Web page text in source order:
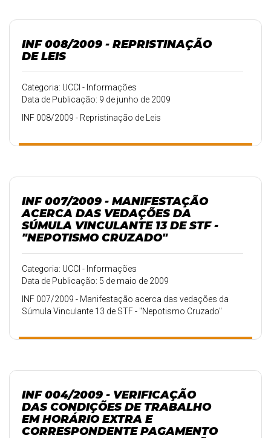
INF 008/2009 - REPRISTINAÇÃO
DE LEIS
Categoria: UCCI - Informações
Data de Publicação: 9 de junho de 2009
INF 008/2009 - Repristinação de Leis
INF 007/2009 - MANIFESTAÇÃO
ACERCA DAS VEDAÇÕES DA
SÚMULA VINCULANTE 13 DE STF -
"NEPOTISMO CRUZADO"
Categoria: UCCI - Informações
Data de Publicação: 5 de maio de 2009
INF 007/2009 - Manifestação acerca das vedações da
Súmula Vinculante 13 de STF - "Nepotismo Cruzado"
INF 004/2009 - VERIFICAÇÃO
DAS CONDIÇÕES DE TRABALHO
EM HORÁRIO EXTRA E
CORRESPONDENTE PAGAMENTO